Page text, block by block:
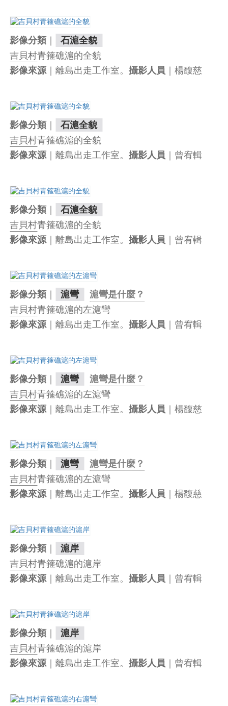
影像分類｜ 石滬全貌
吉貝村青箍礁滬的全貌
影像來源｜離島出走工作室。攝影人員 ｜楊馥慈
影像分類｜ 石滬全貌
吉貝村青箍礁滬的全貌
影像來源｜離島出走工作室。攝影人員 ｜曾宥輯
影像分類｜ 石滬全貌
吉貝村青箍礁滬的全貌
影像來源｜離島出走工作室。攝影人員 ｜曾宥輯
影像分類｜ 滬彎 滬彎是什麼？
吉貝村青箍礁滬的左滬彎
影像來源｜離島出走工作室。攝影人員 ｜曾宥輯
影像分類｜ 滬彎 滬彎是什麼？
吉貝村青箍礁滬的左滬彎
影像來源｜離島出走工作室。攝影人員 ｜楊馥慈
影像分類｜ 滬彎 滬彎是什麼？
吉貝村青箍礁滬的左滬彎
影像來源｜離島出走工作室。攝影人員 ｜楊馥慈
影像分類｜ 滬岸
吉貝村青箍礁滬的滬岸
影像來源｜離島出走工作室。攝影人員 ｜曾宥輯
影像分類｜ 滬岸
吉貝村青箍礁滬的滬岸
影像來源｜離島出走工作室。攝影人員 ｜曾宥輯